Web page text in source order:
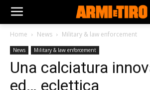
Home News Military & law enforcement
News Military & law enforcement
Una calciatura
ed… eclettica